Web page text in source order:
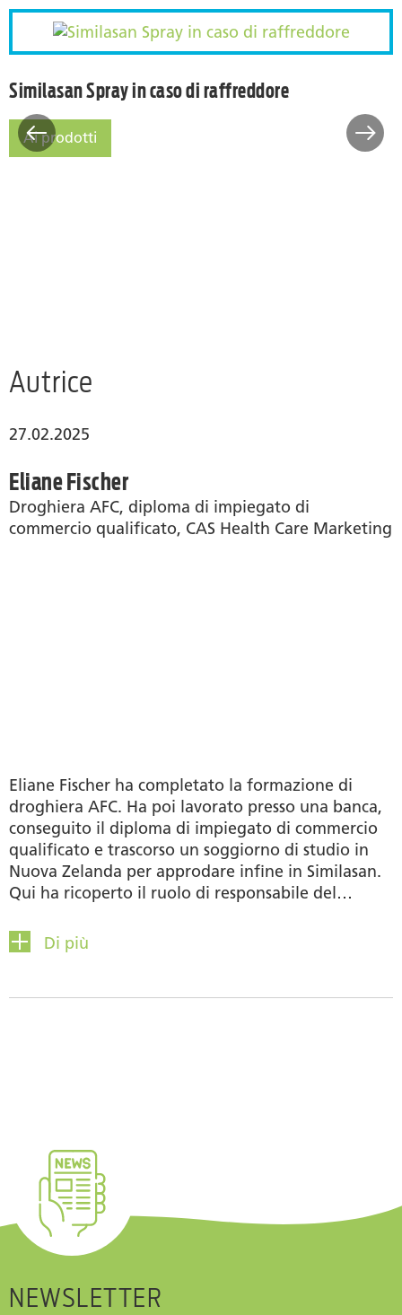
Similasan Spray in caso di
Similasan Spray in caso di raffreddore
Similasan Spray in caso di raffreddore
Ai prodotti
Autrice
27.02.2025
Eliane Fischer
Droghiera AFC, diploma di impiegato di
commercio qualificato, CAS Health Care Marketing
Eliane Fischer ha completato la formazione di
droghiera AFC. Ha poi lavorato presso una banca,
conseguito il diploma di impiegato di commercio
qualificato e trascorso un soggiorno di studio in
Nuova Zelanda per approdare infine in Similasan.
Qui ha ricoperto il ruolo di responsabile del
primo figlio è tornata a far parte del team
nell’amministrazione della formazione e dei Key
cui è anche membro della Direzione. I quattro figli
Di più
NEWSLETTER